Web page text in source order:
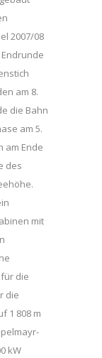
2007/08
am 8.
die Bahn
am 5.
am Ende
des
mit
die
die
1 808 m
kW